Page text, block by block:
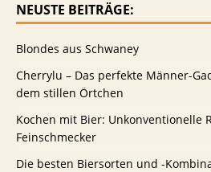
NEUSTE BEITRÄGE:
Blondes aus Schwaney
Cherrylu – Das perfekte Männer-
dem stillen Örtchen
Kochen mit Bier: Unkonventionelle
Feinschmecker
Die besten Biersorten und -